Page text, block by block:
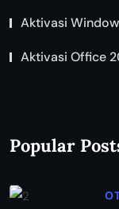
Aktivasi
Aktivasi Office
Popular